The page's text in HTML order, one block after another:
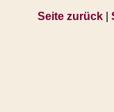
Seite zurück|